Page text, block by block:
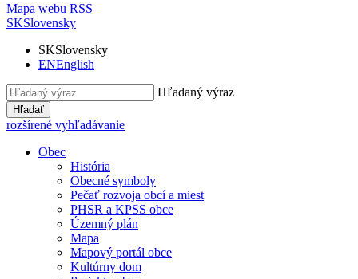
Mapa webu RSS
SKSlovensky
SKSlovensky
ENEnglish
Hľadaný výraz
Hľadať
rozšírené vyhľadávanie
Obec
História
Obecné symboly
Pečať rozvoja obcí a miest
PHSR a KPSS obce
Územný plán
Mapa
Mapový portál obce
Kultúrny dom